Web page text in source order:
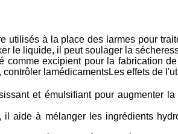
utilisés à la place des larmes pour
le liquide, il peut soulager la
excipient pour la fabrication
contrôler lamédicamentsLes effets de
et émulsifiant pour augmenter
aide à mélanger les ingrédients